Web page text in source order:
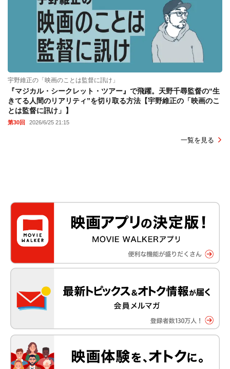
宇野維正の「映画のことは監督に訊け」
『マジカル・シークレット・ツアー』で飛躍。天野千尋監督の“生
きてる人間のリアリティ”を切り取る方法【宇野維正の「映画のこ
とは監督に訊け」】
第30回 2026/6/25 21:15
一覧を見る